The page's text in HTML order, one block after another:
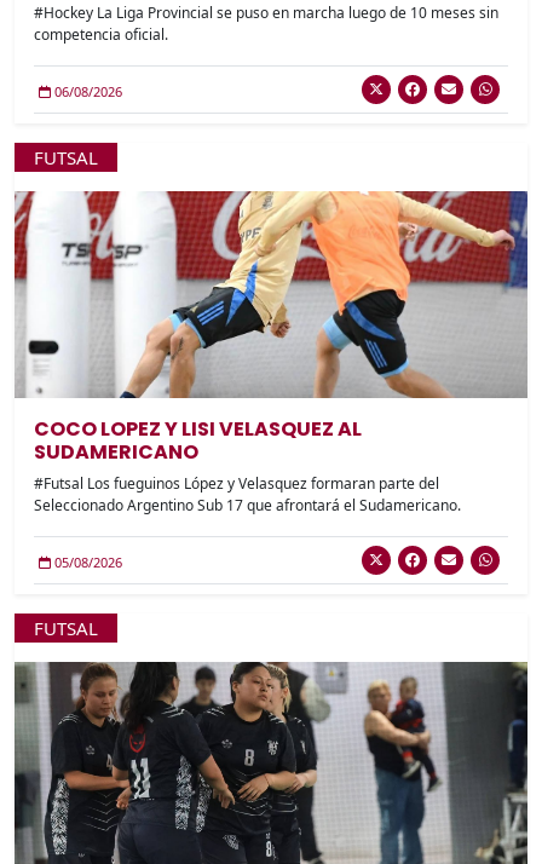
#Hockey La Liga Provincial se puso en marcha luego de 10 meses sin
competencia oficial.
06/08/2026
FUTSAL
COCO LOPEZ Y LISI VELASQUEZ AL
SUDAMERICANO
#Futsal Los fueguinos López y Velasquez formaran parte del
Seleccionado Argentino Sub 17 que afrontará el Sudamericano.
05/08/2026
FUTSAL